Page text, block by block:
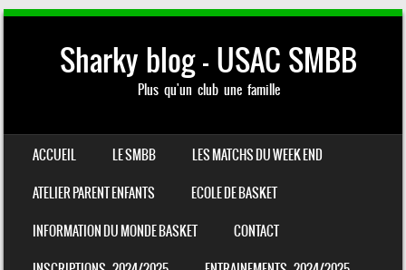
Sharky blog – USAC SMBB
Plus qu'un club une famille
MENU
SKIP TO CONTENT
ACCUEIL LE SMBB
LES MATCHS DU WEEK END
ATELIER PARENT ENFANTS
ECOLE DE BASKET
INFORMATION DU MONDE BASKET
CONTACT